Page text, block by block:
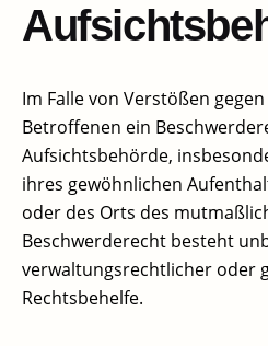
Im Falle von Verstößen
Betroffenen ein
Aufsichtsbehörde,
ihres gewöhnlichen
oder des Orts des
Beschwerderecht besteht
verwaltungsrechtlicher oder
Rechtsbehelfe.